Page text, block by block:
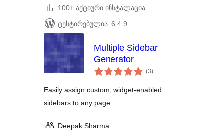
100+ აქტიური ინსტალაცია
ტესტირებულია: 6.4.9
Multiple Sidebar
Generator
(3საერთო
რეიტინგი
)
Easily assign custom, widget-enabled
sidebars to any page.
Deepak Sharma